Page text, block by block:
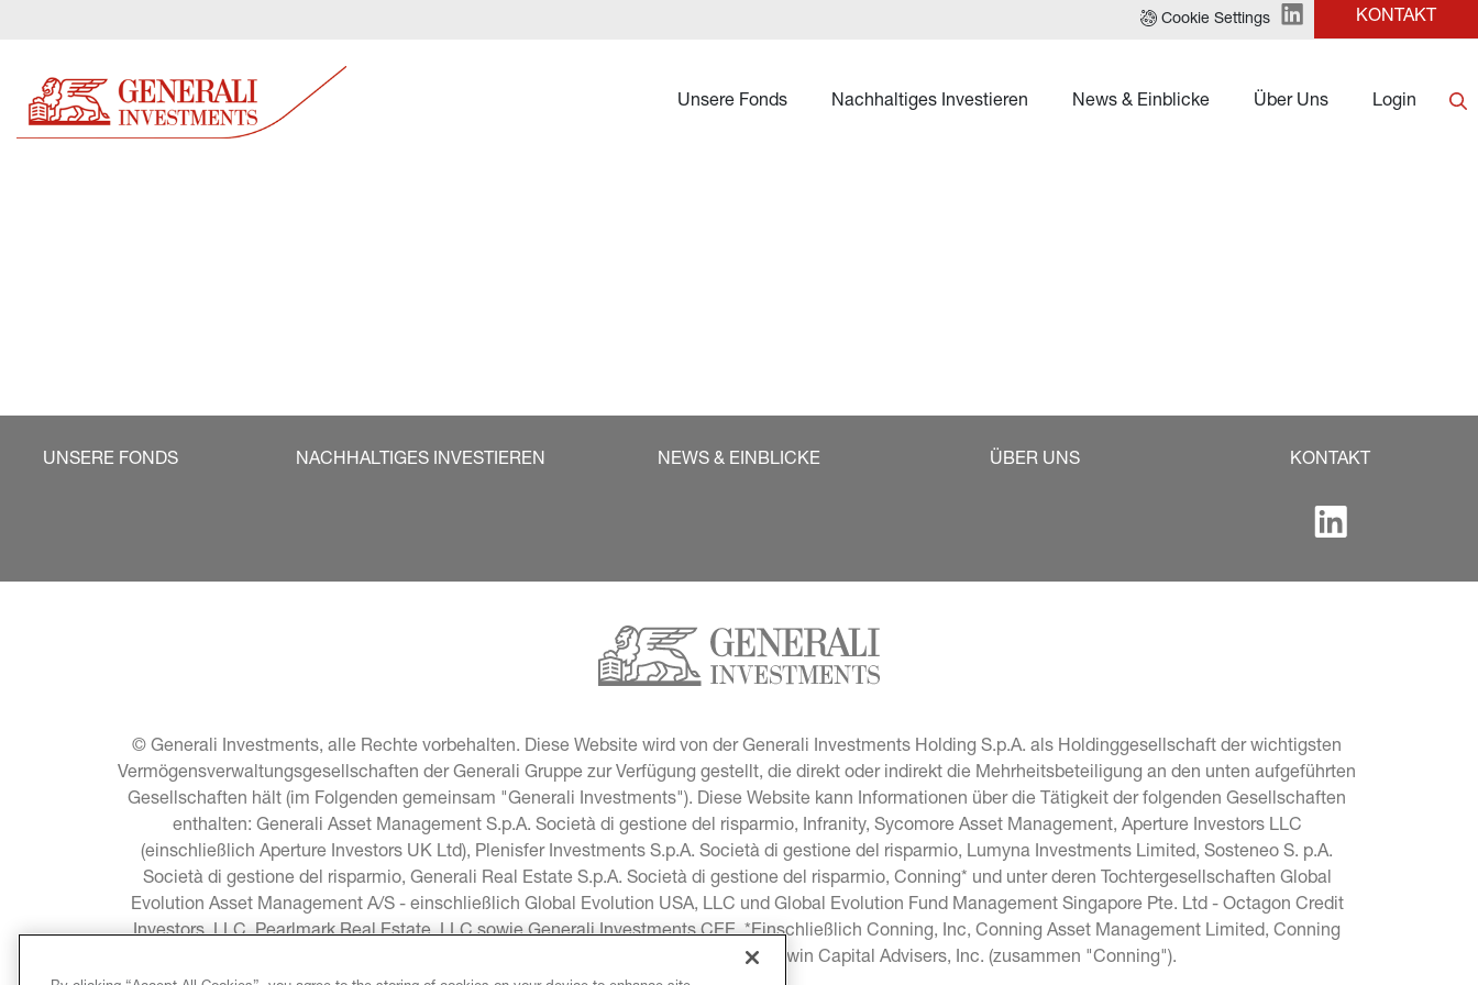
Cookie Settings KONTAKT
Unsere Fonds Nachhaltiges Investieren News & Einblicke Über Uns Login
UNSERE FONDS NACHHALTIGES INVESTIEREN NEWS & EINBLICKE ÜBER UNS KONTAKT
© Generali Investments, alle Rechte vorbehalten. Diese Website wird von der Generali Investments Holding S.p.A. als Holdinggesellschaft der wichtigsten
Vermögensverwaltungsgesellschaften der Generali Gruppe zur Verfügung gestellt, die direkt oder indirekt die Mehrheitsbeteiligung an den unten aufgeführten
Gesellschaften hält (im Folgenden gemeinsam "Generali Investments"). Diese Website kann Informationen über die Tätigkeit der folgenden Gesellschaften
enthalten: Generali Asset Management S.p.A. Società di gestione del risparmio, Infranity, Sycomore Asset Management, Aperture Investors LLC
(einschließlich Aperture Investors UK Ltd), Plenisfer Investments S.p.A. Società di gestione del risparmio, Lumyna Investments Limited, Sosteneo S. p.A.
Società di gestione del risparmio, Generali Real Estate S.p.A. Società di gestione del risparmio, Conning* und unter deren Tochtergesellschaften Global
Evolution Asset Management A/S - einschließlich Global Evolution USA, LLC und Global Evolution Fund Management Singapore Pte. Ltd - Octagon Credit
Investors, LLC, Pearlmark Real Estate, LLC sowie Generali Investments CEE. *Einschließlich Conning, Inc, Conning Asset Management Limited, Conning
Asia Pacific Limited, Conning Investment Products, Inc, Goodwin Capital Advisers, Inc. (zusammen "Conning").